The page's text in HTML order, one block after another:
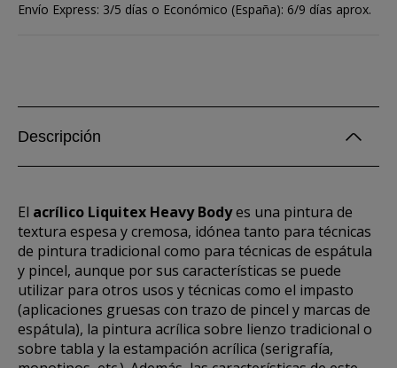
Envío Express: 3/5 días o Económico (España): 6/9 días aprox.
Descripción
El acrílico Liquitex Heavy Bodyes una pintura de
textura espesa y cremosa, idónea tanto para técnicas
de pintura tradicional como para técnicas de espátula
y pincel, aunque por sus características se puede
utilizar para otros usos y técnicas como el impasto
(aplicaciones gruesas con trazo de pincel y marcas de
espátula), la pintura acrílica sobre lienzo tradicional o
sobre tabla y la estampación acrílica (serigrafía,